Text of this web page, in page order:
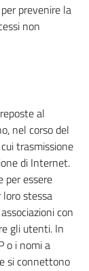
prevenire la
non
al
nel corso del
trasmissione
di Internet.
per essere
stessa
con
gli utenti. In
o i nomi a
si connettono